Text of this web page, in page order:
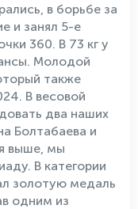
в борьбе за
и занял 5-е
360. В 73 кг у
Молодой
также
В весовой
два наших
Болтабаева и
выше, мы
В категории
золотую медаль
одним из